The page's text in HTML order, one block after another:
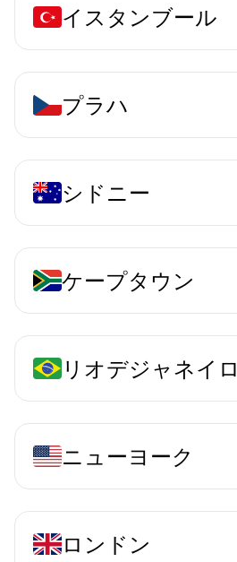
イスタンブール
プラハ
シドニー
ケープタウン
リオデジャネイロ
ニューヨーク
ロンドン